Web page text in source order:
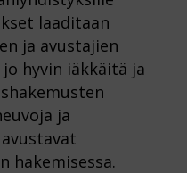
laaditaan
ja avustajien
hyvin iäkkäitä ja
ja
hakemisessa.